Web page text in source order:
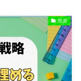
投資